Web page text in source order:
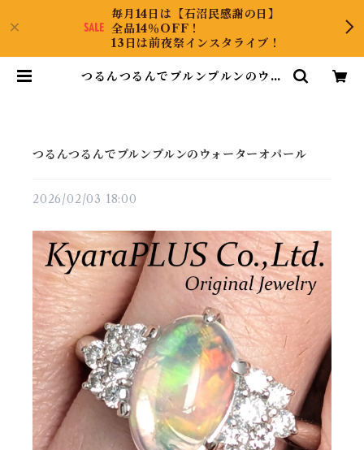
毎月14日は【石沼民感謝の日】
全品14％OFF！
13日は前夜祭インスタライブ！
つるんつるんでプルンプルンのウォ
つるんつるんでプルンプルンのウォーターオパール
2026/02/03 18:00